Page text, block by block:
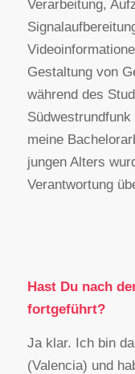
Verarbeitung,
Gestaltung von
während des
meine
jungen Alters
Verantwortung
Hast Du nach
fortgeführt?
Ja klar. Ich bin
(Valencia) und